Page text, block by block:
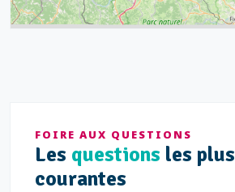
FOIRE AUX QUESTIONS
Les questions les plus
courantes